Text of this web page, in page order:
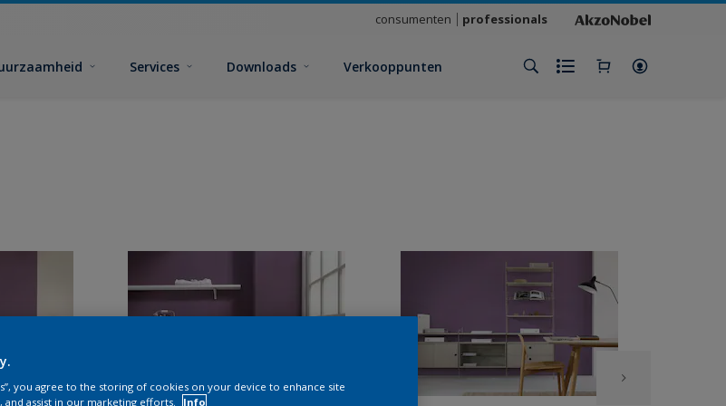
consumenten professionals
Services Downloads Verkooppunten
you agree to the storing of cookies on your device to enhance site
and assist in our marketing efforts.
Info